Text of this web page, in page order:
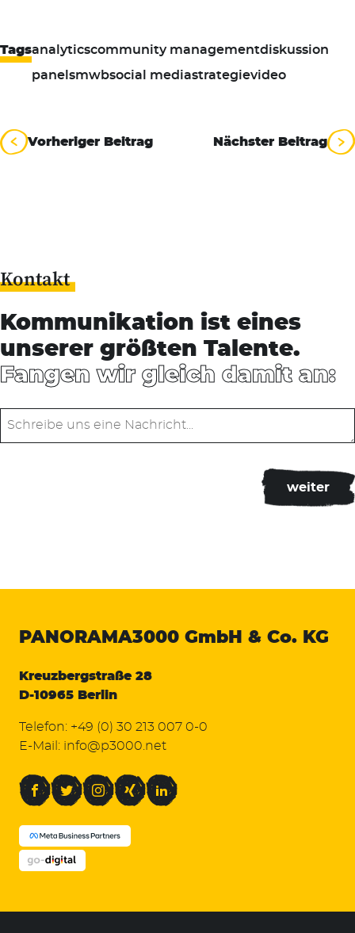
Tagsanalyticscommunity managementdiskussion
panel smwbsocial mediastrategievideo
Beitragsnavigation
Vorheriger Beitrag Nächster Beitrag
Kontakt
Kommunikation ist eines
unserer größten Talente.
Fangen wir gleich damit an:
PANORAMA3000 GmbH & Co. KG
Kreuzbergstraße 28
D-10965 Berlin
Telefon: +49 (0) 30 213 007 0-0
E-Mail: info@p3000.net
FacebookTwitterInstagramXing LinkedIn